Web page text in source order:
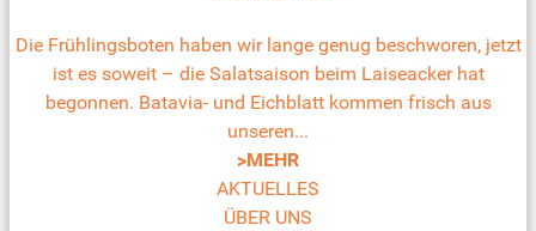
Die Frühlingsboten haben wir lange genug beschworen, jetzt
ist es soweit – die Salatsaison beim Laiseacker hat
begonnen. Batavia- und Eichblatt kommen frisch aus
unseren...
>MEHR
AKTUELLES
ÜBER UNS